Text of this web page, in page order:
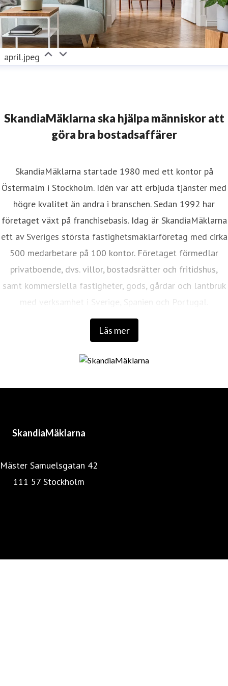
april.jpeg
SkandiaMäklarna ska hjälpa människor att
göra bra bostadsaffärer
Läs mer
SkandiaMäklarna startade 1980 med ett kontor på
Östermalm i Stockholm. Idén var att erbjuda tjänster med
högre kvalitet än andra i branschen. Sedan 1992 har
företaget växt på franchisebasis. Idag är SkandiaMäklarna
ett av Sveriges största fastighetsmäklarföretag med cirka
500 medarbetare på 100 kontor. Företaget förmedlar
privatboende, dvs. villor, bostadsrätter och fritidshus,
samt kommersiella fastigheter, gods, gårdar och lantbruk
med verksamhet i Sverige, Spanien och Portugal.
SkandiaMäklarna
Mäster Samuelsgatan 42
111 57 Stockholm